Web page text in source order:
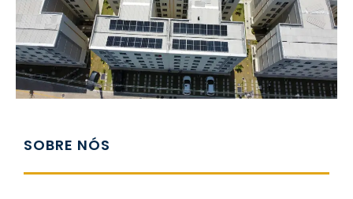
SOBRE NÓS